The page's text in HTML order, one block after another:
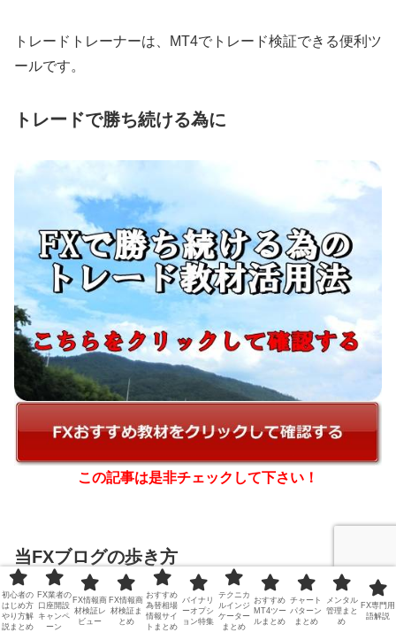
トレードトレーナーは、MT4でトレード検証できる便利ツ
ールです。
トレードで勝ち続ける為に
この記事は是非チェックして下さい！
当FXブログの歩き方
初心者の
はじめ方
やり方解
説まとめ
FX業者の
口座開設
キャンペ
ーン
FX情報商
材検証レ
ビュー
FX情報商
材検証ま
とめ
おすすめ
為替相場
情報サイ
トまとめ
バイナリ
ーオプシ
ョン特集
テクニカ
ルインジ
ケーター
まとめ
おすすめ
MT4ツー
ルまとめ
チャート
パターン
まとめ
メンタル
管理まと
め
FX専門用
語解説